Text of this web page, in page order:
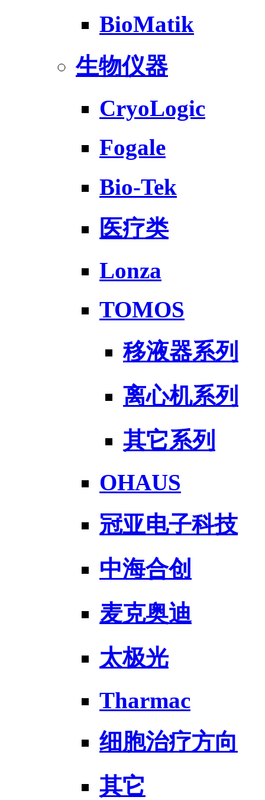
BioMatik
生物仪器
CryoLogic
Fogale
Bio-Tek
医疗类
Lonza
TOMOS
移液器系列
离心机系列
其它系列
OHAUS
冠亚电子科技
中海合创
麦克奥迪
太极光
Tharmac
细胞治疗方向
其它